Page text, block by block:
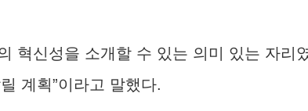
혁신성을 소개할 수 있는 의미 있는 자리
계획”이라고 말했다.